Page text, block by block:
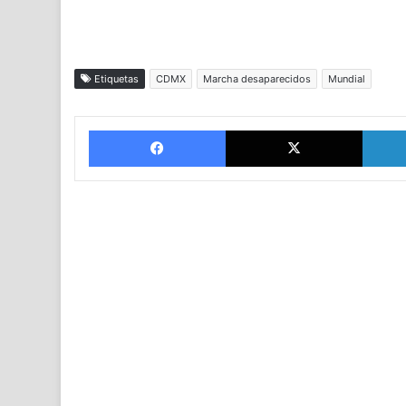
Etiquetas CDMX Marcha desaparecidos Mundial
Facebook X